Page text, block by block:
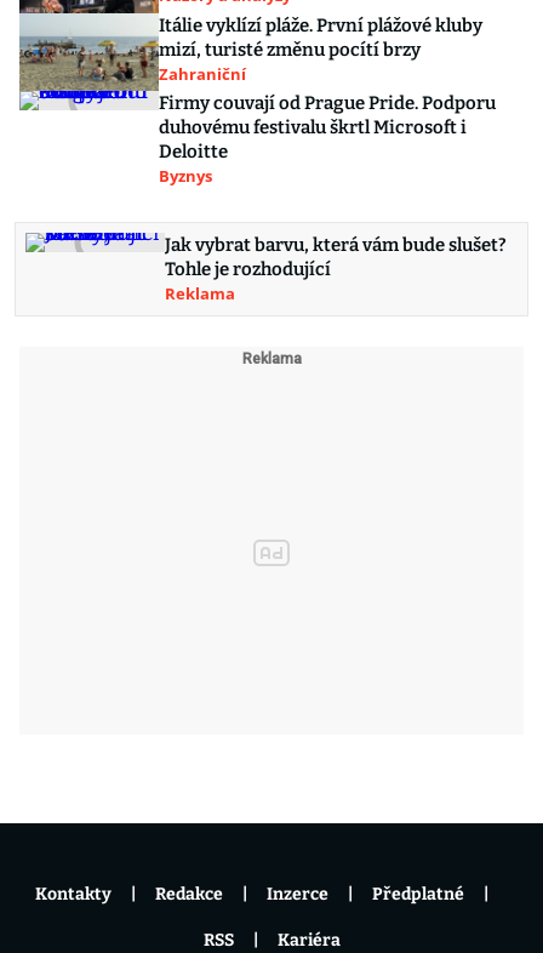
Itálie vyklízí pláže. První plážové kluby
mizí, turisté změnu pocítí brzy
Zahraniční
Firmy couvají od Prague Pride. Podporu
duhovému festivalu škrtl Microsoft i
Deloitte
Byznys
Jak vybrat barvu, která vám bude slušet?
Tohle je rozhodující
Reklama
Kontakty Redakce Inzerce Předplatné
RSS Kariéra